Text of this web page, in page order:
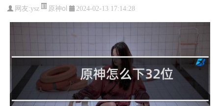
网友:ysz 原神ol 2024-02-13 17:14:28